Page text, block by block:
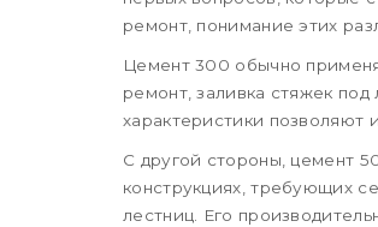
ремонт, понимание этих
Цемент 300 обычно
ремонт, заливка стяжек
характеристики позволяют
С другой стороны, цемент
конструкциях, требующих
лестниц. Его